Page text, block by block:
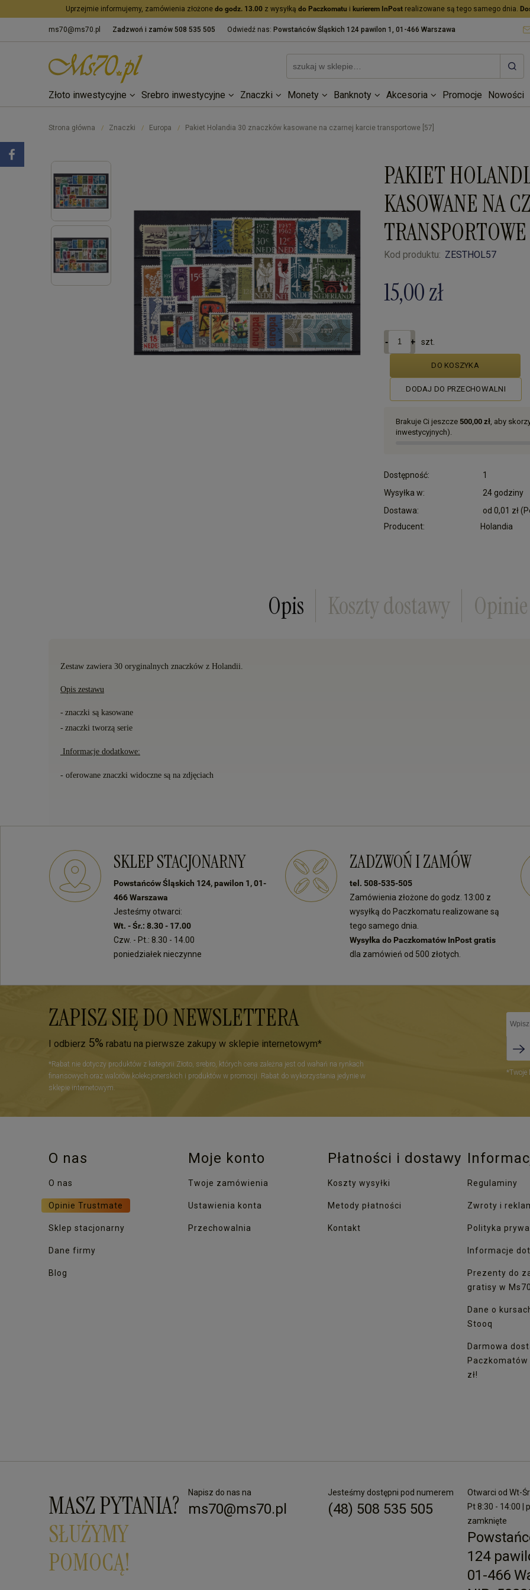
Uprzejmie informujemy, zamówienia złożone do godz. 13.00 z wysyłką do Paczkomatu i kurierem InPost realizowane są tego samego dnia.
ms70@ms70.pl Zadzwoń i zamów 508 535 505 Odwiedź nas: Powstańców Śląskich 124 pawilon 1, 01-466 Warszawa
Złoto inwestycyjne Srebro inwestycyjne Znaczki Monety Banknoty Akcesoria Promocje Nowości
Strona główna / Znaczki / Europa / Pakiet Holandia 30 znaczków kasowane na czarnej karcie transportowe [57]
PAKIET
KASOWANE NA
Kod produktu: ZESTHOL57
15,00 zł
szt.
DO KOSZYKA
DODAJ DO PRZECHOWALNI
Brakuje Ci jeszcze 500,00 zł , aby
inwestycyjnych).
Dostępność:
1
Wysyłka w:
24 godziny
Dostawa:
od 0,01 zł
Producent: Holandia
Opis Koszty dostawy Opinie
Zestaw zawiera 30 oryginalnych znaczków z Holandii.
Opis zestawu
- znaczki są kasowane
- znaczki tworzą serie
Informacje dodatkowe:
- oferowane znaczki widoczne są na zdjęciach
SKLEP STACJONARNY
Powstańców Śląskich 124, pawilon 1, 01-
466 Warszawa
Jesteśmy otwarci:
Wt. - Śr.: 8.30 - 17.00
Czw. - Pt.: 8.30 - 14.00
poniedziałek nieczynne
ZADZWOŃ I ZAMÓW
tel. 508-535-505
Zamówienia złożone do godz. 13:00 z
wysyłką do Paczkomatu realizowane są
tego samego dnia.
Wysyłka do Paczkomatów InPost gratis
dla zamówień od 500 złotych.
ZAPISZ SIĘ DO NEWSLETTERA
I odbierz 5% rabatu na pierwsze zakupy w sklepie internetowym*
*Rabat nie dotyczy produktów z kategorii Złoto, srebro, których cena zależna jest od wahań na rynkach
finansowych oraz walorów kolekcjonerskich i produktów w promocji. Rabat do wykorzystania jedynie w
sklepie internetowym.
*Twoje
O nas
O nas
Opinie Trustmate
Sklep stacjonarny
Dane firmy
Blog
Moje konto
Twoje zamówienia
Ustawienia konta
Przechowalnia
Płatności i dostawy
Koszty wysyłki
Metody płatności
Kontakt
Regulaminy
Zwroty i
Polityka
Informacje
Prezenty do
gratisy w
Dane o
Stooq
Darmowa
zł!
MASZ PYTANIA?
SŁUŻYMY
POMOCĄ!
Napisz do nas na
ms70@ms70.pl
Jesteśmy dostępni pod numerem
(48) 508 535 505
Otwarci od Wt-
Pt 8:30 - 14:00 |
zamknięte
124
01-466